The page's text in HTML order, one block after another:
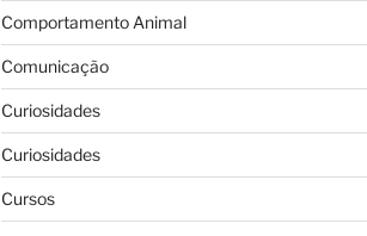
Comportamento Animal
Comunicação
Curiosidades
Curiosidades
Cursos